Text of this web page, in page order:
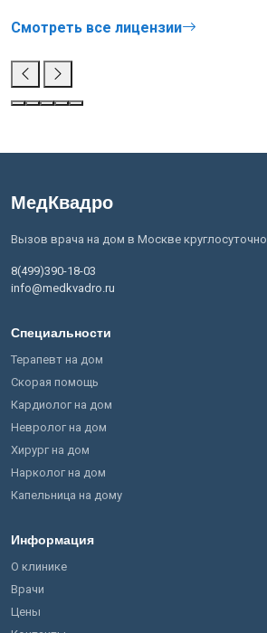
Смотреть все лицензии
МедКвадро
Вызов врача на дом в Москве круглосуточно
8(499)390-18-03
info@medkvadro.ru
Специальности
Терапевт на дом
Скорая помощь
Кардиолог на дом
Невролог на дом
Хирург на дом
Нарколог на дом
Капельница на дому
Информация
О клинике
Врачи
Цены